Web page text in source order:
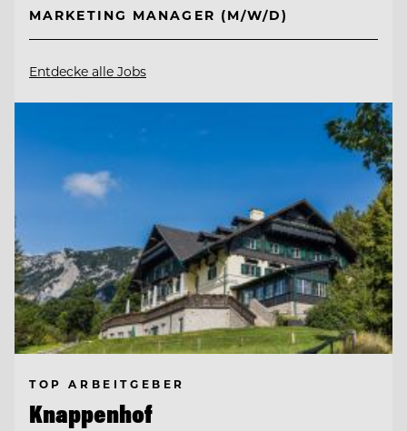
MARKETING MANAGER (M/W/D)
Entdecke alle Jobs
TOP ARBEITGEBER
Knappenhof